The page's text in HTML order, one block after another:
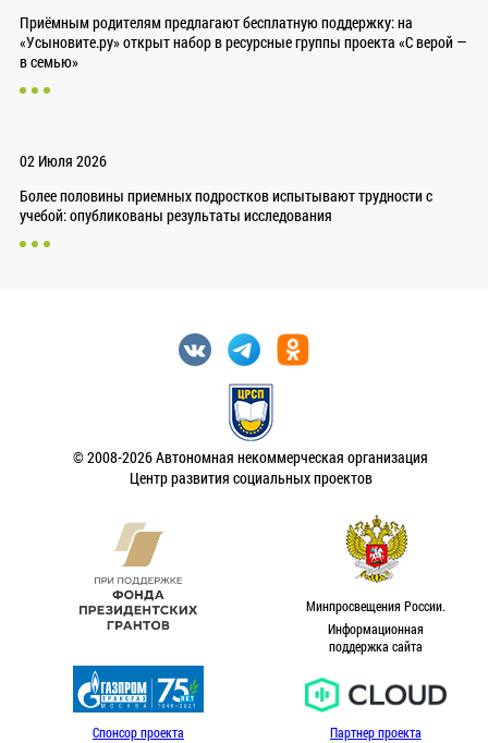
Приёмным родителям предлагают бесплатную поддержку: на
«Усыновите.ру» открыт набор в ресурсные группы проекта «С верой —
в семью»
02 Июля 2026
Более половины приемных подростков испытывают трудности с
учебой: опубликованы результаты исследования
© 2008-2026 Автономная некоммерческая организация
Центр развития социальных проектов
Минпросвещения России.
Информационная
поддержка сайта
Спонсор проекта Партнер проекта